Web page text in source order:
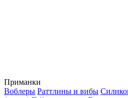
Приманки
Воблеры Раттлины и вибы